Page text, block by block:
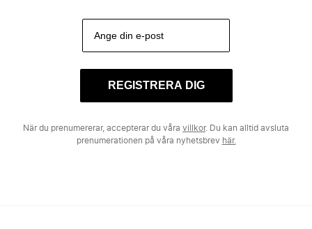
REGISTRERA DIG
När du prenumererar, accepterar du våra villkor. Du kan alltid avsluta
prenumerationen på våra nyhetsbrev här.